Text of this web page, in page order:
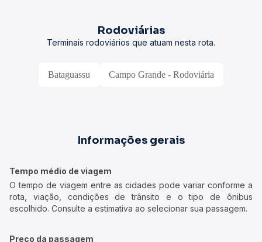
Rodoviárias
Terminais rodoviários que atuam nesta rota.
Bataguassu Campo Grande - Rodoviária
Informações gerais
Tempo médio de viagem
O tempo de viagem entre as cidades pode variar conforme a
rota, viação, condições de trânsito e o tipo de ônibus
escolhido. Consulte a estimativa ao selecionar sua passagem.
Preço da passagem